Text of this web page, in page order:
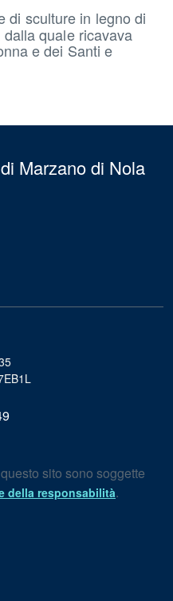
di sculture in legno di
quale ricavava
e dei Santi e
Marzano di Nola
sito sono soggette
della responsabilità.